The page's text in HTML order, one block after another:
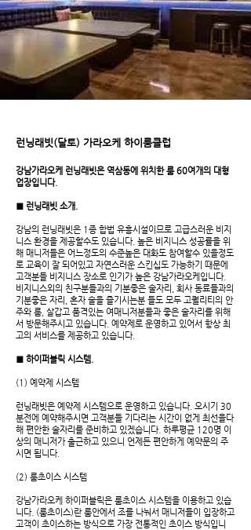
런닝래빗(달토) 가라오케 하이룸클럽
강남가라오케 런닝래빗은 역삼동에 위치한 룸 60여개의 대형
업장입니다.
■ 런닝래빗 소개.
강남의 런닝래빗은 1종 합법 유흥시설이므로 고급스러운 비지
니스 환경을 제공할수도 있습니다. ​높은 비지니스 성공률을 위
해 매니저들은 어느정도의 수준높은 대화도 참여할수 있을정도
로 교육이 잘 되어있고 자연스러운 스킨십도 가능하기 때문에
고객분들 비지니스 장소로 인기가 높은 강남가라오케입니다. ​
비지니스외의 친구분들과의 기분좋은 술자리, 회사 동료들과의
기분좋은 자리, 혼자 술을 즐기시는분 들도 모두 고퀄리티의 안
주와 룸, 살갑고 품격있는 여매니저분들과 좋은 술자리를 위해
서 방문해주시고 있습니다. 예약제로 운영하고 있어서 항상 최
고의 서비스를 제공하고 있습니다.
■ 하이퍼블릭 시스템.
(1) 예약제 시스템
런닝래빗은 예약제 시스템으로 운영하고 있습니다. 오시기 30
분전에 예약해주시면 고객분들 기다리는 시간이 없게 최선을다
해 편안한 술자리를 준비하고 있겠습니다. 하루평균 120명 이
상의 매니저가 출근하고 있으니 언제든 편안하게 예약문의 주
시면 됩니다.
(2) 룸초이스 시스템
강남가라오케 하이퍼블릭은 룸초이스 시스템을 이용하고 있습
니다. (룸초이스)란 룸안에서 조를 나눠서 매니저들이 입장하고
고객이 초이스하는 방식으로 가장 전통적인 초이스 방식입니